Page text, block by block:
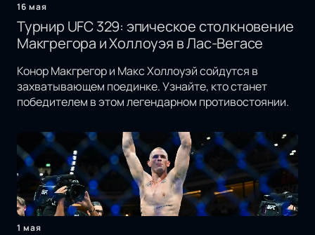
16 мая
Турнир UFC 329: эпическое столкновение
Макгрегора и Холлоуэя в Лас-Вегасе
Конор Макгрегор и Макс Холлоуэй сойдутся в
захватывающем поединке. Узнайте, кто станет
победителем в этом легендарном противостоянии.
1 мая